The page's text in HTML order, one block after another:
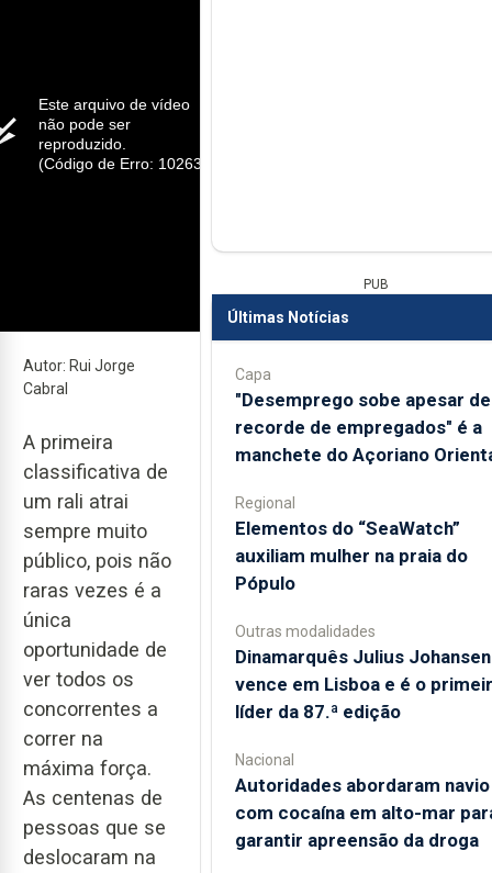
Este arquivo de vídeo
não pode ser
reproduzido.
(Código de Erro: 102630)
Autor: Rui Jorge
Cabral
A primeira
classificativa de
um rali atrai
sempre muito
público, pois não
raras vezes é a
única
oportunidade de
ver todos os
concorrentes a
correr na
máxima força.
As centenas de
pessoas que se
deslocaram na
PUB
Últimas Notícias
Capa
"Desemprego sobe apesar de
recorde de empregados" é a
manchete do Açoriano
Regional
​Elementos do “SeaWatch”
auxiliam mulher na praia do
Pópulo
Outras modalidades
Dinamarquês Julius Johansen
vence em Lisboa e é o
líder da 87.ª edição
Nacional
Autoridades abordaram navio
com cocaína em alto-mar
garantir apreensão da droga